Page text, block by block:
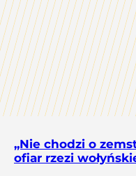
„Nie chodzi o
ofiar rzezi